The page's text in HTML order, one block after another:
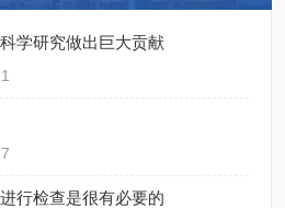
学研究做出巨大贡献
行检查是很有必要的